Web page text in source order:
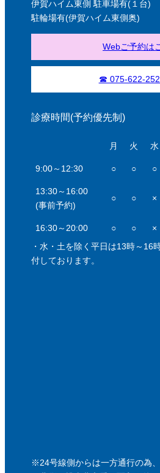
伊賀ハイム東側 駐車場有(１台)
駐輪場有(伊賀ハイム東側奥)
Webご予約は
☎ 075-622-
診療時間(予約優先制)
月 火 水
9:00～12:30 ○ ○ ○
13:30～16:00
(事前予約)
○ ○ ×
16:30～20:00 ○ ○ ×
・水・土を除く平日は13時～16
付しております。
※24号線側からは一方通行の為